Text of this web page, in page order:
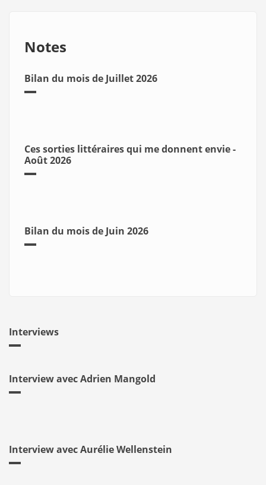
Notes
Bilan du mois de Juillet 2026
Ces sorties littéraires qui me donnent envie -
Août 2026
Bilan du mois de Juin 2026
Interviews
Interview avec Adrien Mangold
Interview avec Aurélie Wellenstein